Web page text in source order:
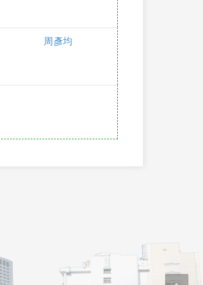
周彥均